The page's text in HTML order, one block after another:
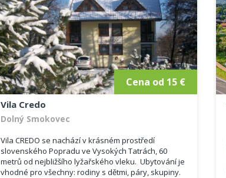
Cena od 15 €
Vila Credo
Dolný Smokovec
Vila CREDO se nachází v krásném prostředí
slovenského Popradu ve Vysokých Tatrách, 60
metrů od nejbližšího lyžařského vleku. Ubytování je
vhodné pro všechny: rodiny s dětmi, páry, skupiny.